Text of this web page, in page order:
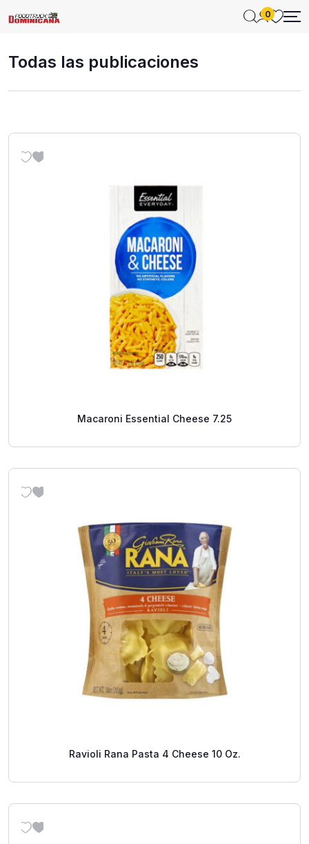
0
Todas las publicaciones
Macaroni Essential Cheese 7.25
Ravioli Rana Pasta 4 Cheese 10 Oz.